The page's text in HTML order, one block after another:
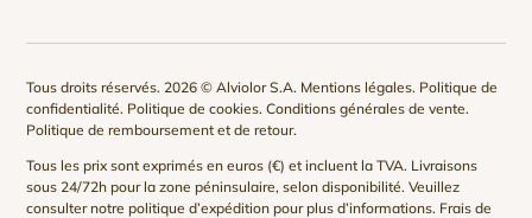
Tous droits réservés. 2026 © Alviolor S.A. Mentions légales. Politique de
confidentialité. Politique de cookies.Conditions générales de vente.
Politique de remboursement et de retour.
Tous les prix sont exprimés en euros (€) et incluent la TVA. Livraisons
sous 24/72h pour la zone péninsulaire, selon disponibilité. Veuillez
consulter notrepolitique d’expédition pour plus d’informations. Frais de